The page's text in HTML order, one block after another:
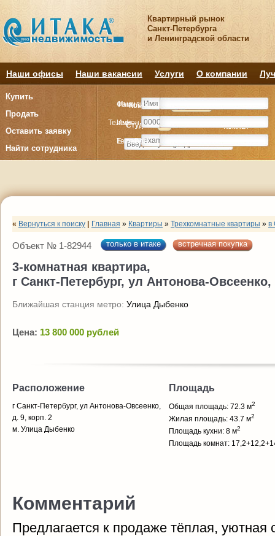
Квартирный рынок
Санкт-Петербурга
и Ленинградской области
Наши офисы Наши вакансии Услуги О компании
Купить
Продать
Оставить заявку
Найти сотрудника
Комнату
Студия Комнат
Комнату
Студия Комнат
Имя
Телефон
E-mail
Фамилия
Имя
Телефон
« Вернуться к поиску Главная » Квартиры » Трехкомнатные квартиры » в
Объект № 1-82944 только в итаке встречная покупка
3-комнатная квартира,
г Санкт-Петербург, ул Антонова-
Ближайшая станция метро: Улица Дыбенко
Цена: 13 800 000 рублей
Расположение
г Санкт-Петербург, ул Антонова-Овсеенко,
д. 9, корп. 2
м. Улица Дыбенко
Площадь
Общая площадь: 72.3 м2
Жилая площадь: 43.7 м2
Площадь кухни: 8 м2
Площадь комнат:
Комментарий
Предлагается к продаже тёплая, уютная